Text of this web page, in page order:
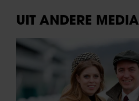
UIT ANDERE MEDIA